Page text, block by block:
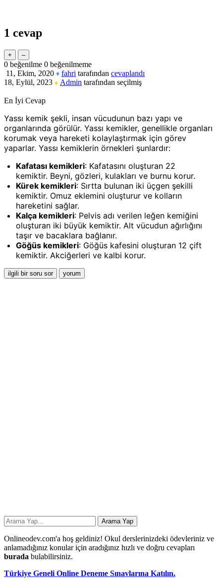
1 cevap
0 beğenilme 0 beğenilmeme
11, Ekim, 2020 ♦ fahri tarafından cevaplandı
18, Eylül, 2023 ♦ Admin tarafından seçilmiş
En İyi Cevap
Yassı kemik şekli, insan vücudunun bazı yapı ve
organlarında görülür. Yassı kemikler, genellikle organları
korumak veya hareketi kolaylaştırmak için görev
yaparlar. Yassı kemiklerin örnekleri şunlardır:
Kafatası kemikleri: Kafatasını oluşturan 22
kemiktir. Beyni, gözleri, kulakları ve burnu korur.
Kürek kemikleri: Sırtta bulunan iki üçgen şekilli
kemiktir. Omuz eklemini oluşturur ve kolların
hareketini sağlar.
Kalça kemikleri: Pelvis adı verilen leğen kemiğini
oluşturan iki büyük kemiktir. Alt vücudun ağırlığını
taşır ve bacaklara bağlanır.
Göğüs kemikleri: Göğüs kafesini oluşturan 12 çift
kemiktir. Akciğerleri ve kalbi korur.
Onlineodev.com'a hoş geldiniz! Okul derslerinizdeki ödevleriniz ve
anlamadığınız konular için aradığınız hızlı ve doğru cevapları
burada bulabilirsiniz.
Türkiye Geneli Online Deneme Sınavlarına Katılın.